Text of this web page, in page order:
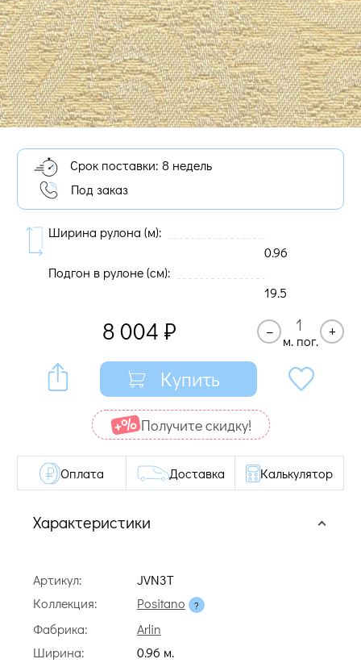
Срок поставки: 8 недель
Под заказ
Ширина рулона (м):
0.96
Подгон в рулоне (cм):
19.5
8 004 ₽ –
м. пог.
+
Купить
Получите cкидку!
Характеристики
Артикул:
JVN3T
Коллекция:
Positano
Фабрика:
Arlin
Ширина:
0.96 м.
Оплата Доставка Калькулятор